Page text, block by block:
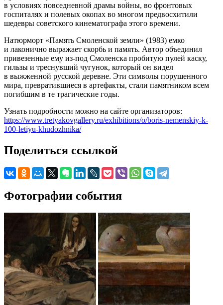
в условиях повседневной драмы войны, во фронтовых
госпиталях и полевых окопах во многом предвосхитили
шедевры советского кинематографа этого времени.
Натюрморт «Память Смоленской земли» (1983) емко
и лаконично выражает скорбь и память. Автор объединил
привезенные ему из-под Смоленска пробитую пулей каску,
гильзы и треснувший чугунок, который он видел
в выжженной русской деревне. Эти символы порушенного
мира, превратившиеся в артефакты, стали памятником всем
погибшим в те трагические годы.
Узнать подробности можно на сайте организаторов:
https://www.tretyakovgallery.ru/exhibitions/o/boris-nemenskiy-k-
100-letiyu-khudozhnika/
Поделиться ссылкой
Фотографии события